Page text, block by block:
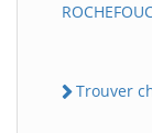
Trouver